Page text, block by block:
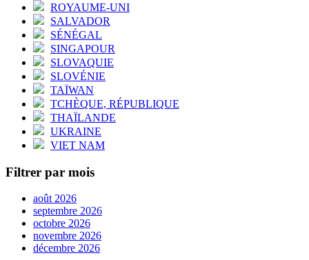
ROYAUME-UNI
SALVADOR
SÉNÉGAL
SINGAPOUR
SLOVAQUIE
SLOVÉNIE
TAÏWAN
TCHÈQUE, RÉPUBLIQUE
THAÏLANDE
UKRAINE
VIET NAM
Filtrer par mois
août 2026
septembre 2026
octobre 2026
novembre 2026
décembre 2026